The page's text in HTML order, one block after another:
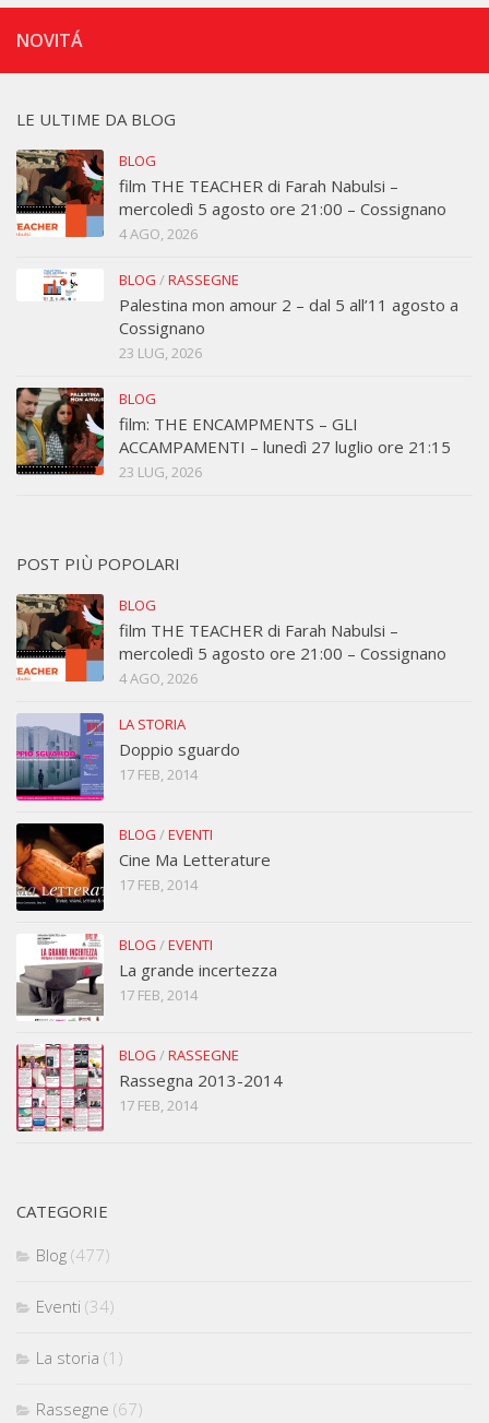
NOVITÁ
LE ULTIME DA BLOG
BLOG
film THE TEACHER di Farah Nabulsi –
mercoledì 5 agosto ore 21:00 – Cossignano
4 AGO, 2026
BLOG /RASSEGNE
Palestina mon amour 2 – dal 5 all’11 agosto a
Cossignano
23 LUG, 2026
BLOG
film: THE ENCAMPMENTS – GLI
ACCAMPAMENTI – lunedì 27 luglio ore 21:15
23 LUG, 2026
POST PIÙ POPOLARI
BLOG
film THE TEACHER di Farah Nabulsi –
mercoledì 5 agosto ore 21:00 – Cossignano
4 AGO, 2026
LA STORIA
Doppio sguardo
17 FEB, 2014
BLOG /EVENTI
Cine Ma Letterature
17 FEB, 2014
BLOG /EVENTI
La grande incertezza
17 FEB, 2014
BLOG /RASSEGNE
Rassegna 2013-2014
17 FEB, 2014
CATEGORIE
Blog (477)
Eventi (34)
La storia (1)
Rassegne (67)